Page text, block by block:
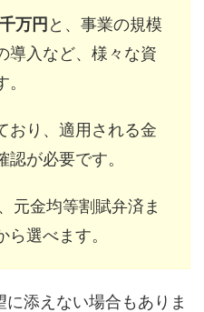
万円と、事業の規模
導入など、様々な資
おり、適用される金
が必要です。
元金均等割賦弁済ま
選べます。
添えない場合もありま